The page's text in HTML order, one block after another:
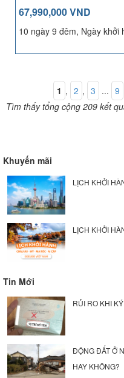
67,990,000 VND
10 ngày 9 đêm, Ngày khởi
1 , 2 , 3 ... 9
Tìm thấy tổng cộng 209 kết
Khuyến mãi
LỊCH KHỞI
LỊCH KHỞI
Tin Mới
RỦI RO KHI
ĐỘNG ĐẤT Ở
HAY KHÔNG?